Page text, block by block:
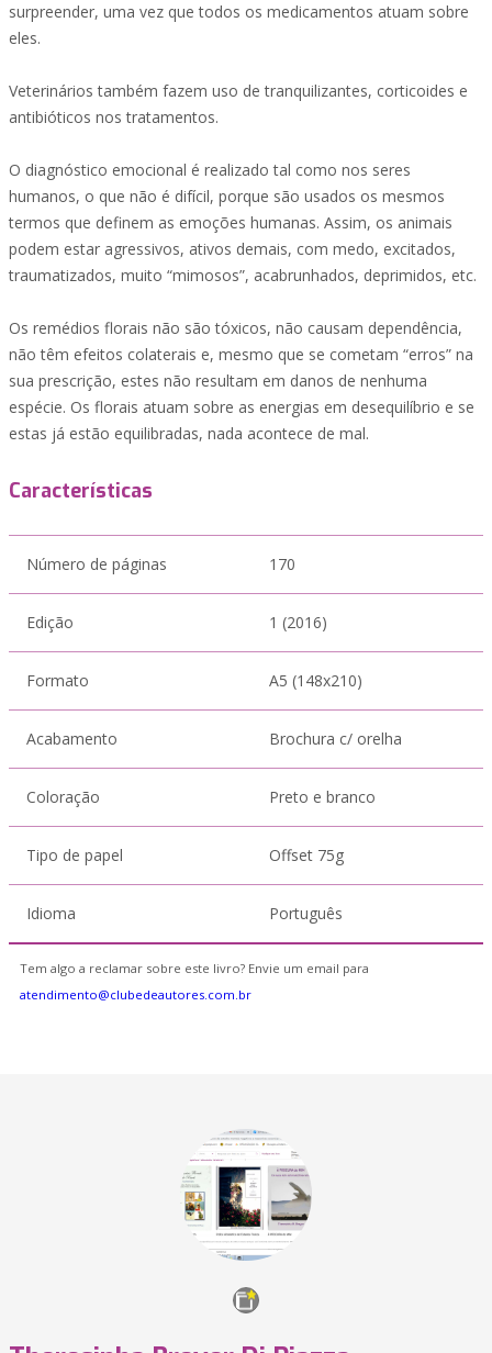
surpreender, uma vez que todos os medicamentos atuam sobre
eles.
Veterinários também fazem uso de tranquilizantes, corticoides e
antibióticos nos tratamentos.
O diagnóstico emocional é realizado tal como nos seres
humanos, o que não é difícil, porque são usados os mesmos
termos que definem as emoções humanas. Assim, os animais
podem estar agressivos, ativos demais, com medo, excitados,
traumatizados, muito “mimosos”, acabrunhados, deprimidos, etc.
Os remédios florais não são tóxicos, não causam dependência,
não têm efeitos colaterais e, mesmo que se cometam “erros” na
sua prescrição, estes não resultam em danos de nenhuma
espécie. Os florais atuam sobre as energias em desequilíbrio e se
estas já estão equilibradas, nada acontece de mal.
Características
Número de páginas 170
Edição 1 (2016)
Formato A5 (148x210)
Acabamento Brochura c/ orelha
Coloração Preto e branco
Tipo de papel Offset 75g
Idioma Português
Tem algo a reclamar sobre este livro? Envie um email para
atendimento@clubedeautores.com.br